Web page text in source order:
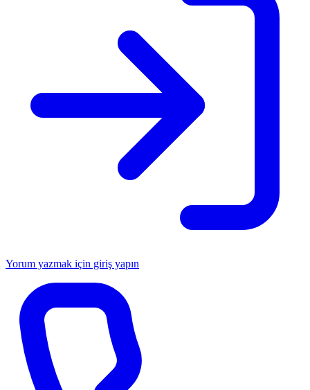
Yorum yazmak için giriş yapın